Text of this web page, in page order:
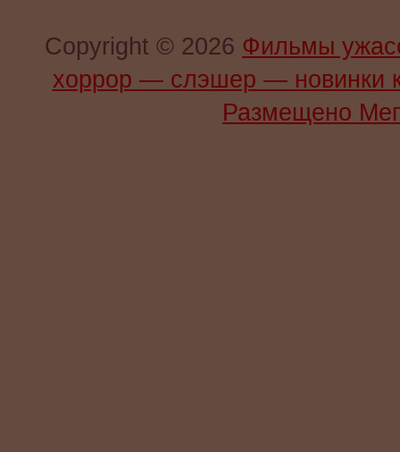
Copyright © 2026 Фильмы
хоррор — слэшер —
Размещено